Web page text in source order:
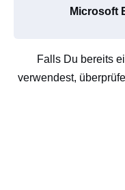
Microsoft
Falls Du bereits
verwendest,